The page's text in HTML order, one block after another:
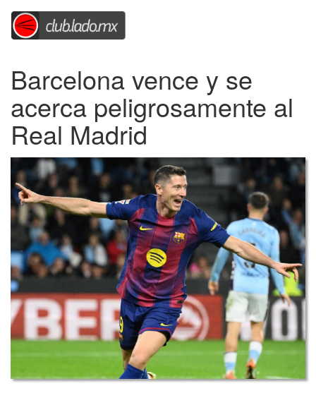
Barcelona vence y se
acerca peligrosamente al
Real Madrid